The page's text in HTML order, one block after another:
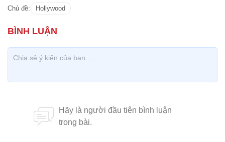
Chủ đề: Hollywood